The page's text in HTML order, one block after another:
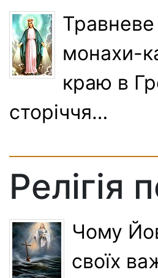
монахи-
краю в
сторіччя…
Релігія
Чому
своїх